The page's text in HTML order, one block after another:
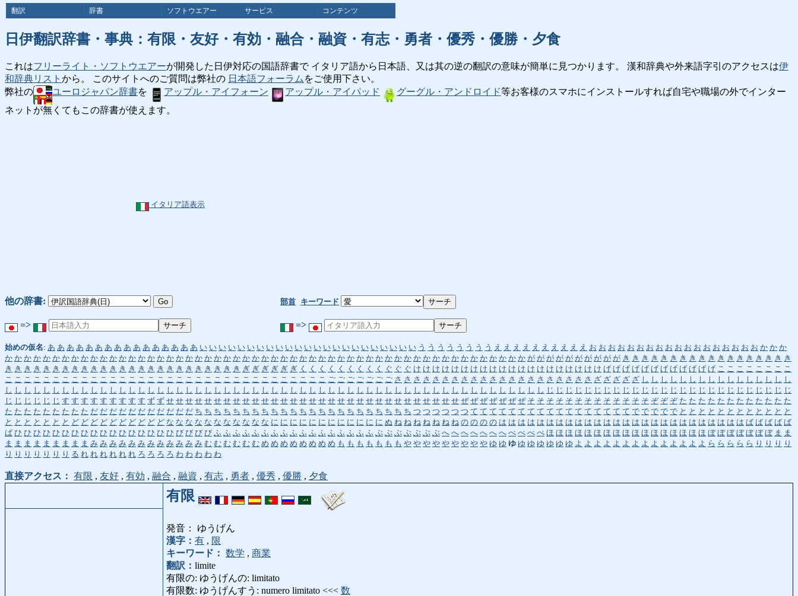
翻訳 辞書 ソフトウエアー サービス コンテンツ
日伊翻訳辞書・事典：有限・友好・有効・融合・融資・有志・勇者・優秀・優勝・夕食
これはフリーライト・ソフトウエアーが開発した日伊対応の国語辞書で イタリア語から日本語、又は其の逆の翻訳の意味が簡単に見つかります。 漢和辞典や外来語字引のアクセスは伊
和辞典リスト から。 このサイトへのご質問は弊社の 日本語フォーラム をご使用下さい。
弊社の
ユーロジャパン辞書を アップル・アイフォーン アップル・アイパッド グーグル・アンドロイド等お客様のスマホにインストールすれば自宅や職場の外でインター
ネットが無くてもこの辞書が使えます。
イタリア語表示
他の辞書: 部首 キーワード
=> =>
始めの仮名: あ あ あ あ あ あ あ あ あ あ あ あ あ あ あ あ い い い い い い い い い い い い い い い い い い い い い い い う う う う う う う う え え え え え え え え え え お お お お お お お お お お お お お お お お お お か か か
か か か か か か か か か か か か か か か か か か か か か か か か か か か か か か か か か か か か か か か か か か か か か か か か か か か か か か か が が が が が が が が が が き き き き き き き き き き き き き き き き き き
き き き き き き き き き き き き き き き き き き き き き き き き き ぎ ぎ ぎ ぎ ぎ ぎ く く く く く く く く く ぐ ぐ ぐ け け け け け け け け け け け け け け け け け け け け げ げ げ げ げ げ げ げ げ げ げ げ こ こ こ こ こ こ こ こ
こ こ こ こ こ こ こ こ こ こ こ こ こ こ こ こ こ こ こ こ こ こ こ こ こ こ こ こ こ こ こ こ こ こ ご ご ご ご ご ご ご さ さ さ さ さ さ さ さ さ さ さ さ さ さ さ さ さ さ さ さ さ ざ ざ ざ ざ ざ し し し し し し し し し し し し し し し し
し し し し し し し し し し し し し し し し し し し し し し し し し し し し し し し し し し し し し し し し し し し し し し し し し し し し し し し し し じ じ じ じ じ じ じ じ じ じ じ じ じ じ じ じ じ じ じ じ じ じ じ じ じ じ
じ じ じ じ じ じ す す す す す す す す す ず ず せ せ せ せ せ せ せ せ せ せ せ せ せ せ せ せ せ せ せ せ せ せ せ せ せ せ せ せ せ せ せ ぜ ぜ ぜ ぜ ぜ ぜ ぜ そ そ そ そ そ そ そ そ そ そ そ そ そ ぞ ぞ ぞ た た た た た た た た た た た た
た た た た た た た た た だ だ だ だ だ だ だ だ だ だ だ ち ち ち ち ち ち ち ち ち ち ち ち ち ち ち ち ち ち ち ち ち ち ち つ つ つ つ つ つ て て て て て て て て て て て て て て て て て で で で で で と と と と と と と と と と と と
と と と と と と と ど ど ど ど ど ど ど ど ど ど な な な な な な な な な な な に に に に に に に に に に に に ぬ ね ね ね ね ね ね ね の の の の は は は は は は は は は は は は は は は は は は は は は は は は は は ば ば ば ば ば
ば ひ ひ ひ ひ ひ ひ ひ ひ ひ ひ ひ ひ ひ ひ ひ ひ ひ び び び び ふ ふ ふ ふ ふ ふ ふ ふ ふ ふ ふ ふ ふ ふ ふ ふ ふ ぶ ぶ ぶ ぶ ぶ ぶ ぶ へ へ へ へ へ へ へ べ べ べ ぺ ほ ほ ほ ほ ほ ほ ほ ほ ほ ほ ほ ほ ほ ほ ほ ほ ほ ぼ ぼ ぼ ぼ ぼ ぼ ぼ ま ま
ま ま ま ま ま ま ま ま ま み み み み み み み み み み み み む む む む む む め め め め め め め め も も も も も も も や や や や や や や や や ゆ ゆ ゆ ゆ ゆ ゆ ゆ ゆ ゆ よ よ よ よ よ よ よ よ よ よ よ よ よ よ ら ら ら ら ら り り り り
り り り り り り り る れ れ れ れ れ れ ろ ろ ろ ろ わ わ わ わ わ
直接アクセス： 有限 , 友好 , 有効 , 融合 , 融資 , 有志 , 勇者 , 優秀 , 優勝 , 夕食
有限
発音： ゆうげん
漢字： 有 , 限
キーワード： 数学 , 商業
翻訳： limite
有限の: ゆうげんの: limitato
有限数: ゆうげんすう: numero limitato <<< 数